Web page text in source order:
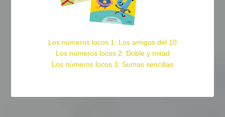
Los números locos 1: Los amigos del 10
Los números locos 2: Doble y mitad
Los números locos 3: Sumas sencillas